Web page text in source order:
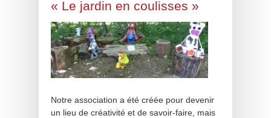
« Le jardin en coulisses »
Notre association a été créée pour devenir
un lieu de créativité et de savoir-faire, mais